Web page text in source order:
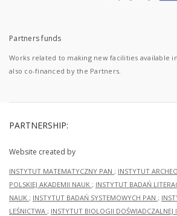
Partners funds
Works related to making new facilities available
also co-financed by the Partners.
PARTNERSHIP:
Website created by
INSTYTUT MATEMATYCZNY PAN ; INSTYTUT
POLSKIEJ AKADEMII NAUK ; INSTYTUT BADAŃ
NAUK ; INSTYTUT BADAŃ SYSTEMOWYCH PAN ;
LEŚNICTWA ; INSTYTUT BIOLOGII DOŚWIADCZALNEJ